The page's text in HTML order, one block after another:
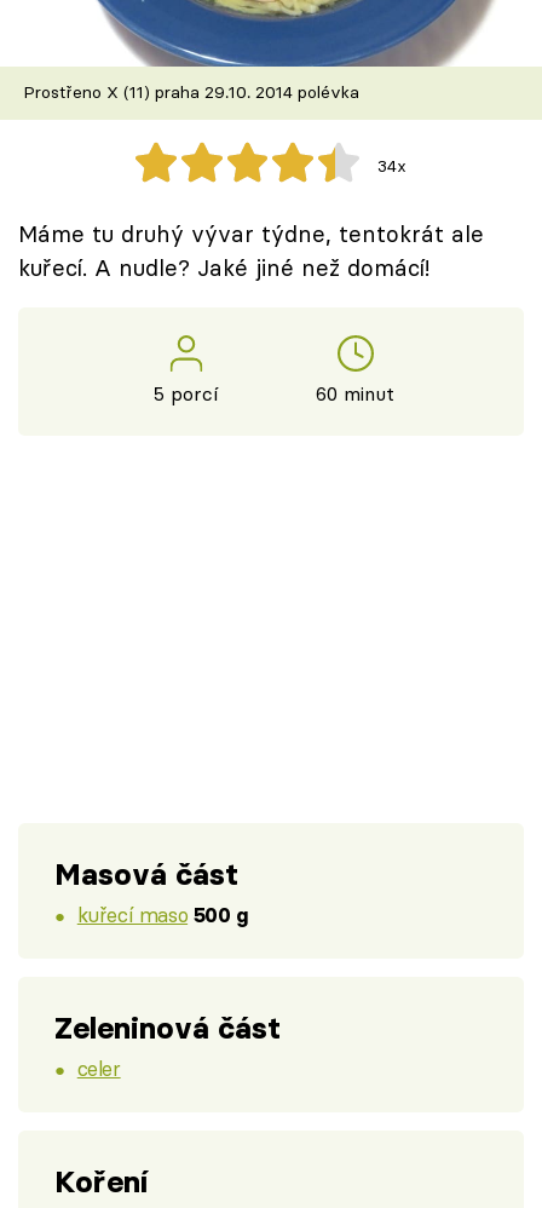
Škola vaření
Recepty z TV
Speciál: Cuketa
Sledujte prima+
Prostřeno X (11) praha 29.10. 2014 polévka
34x
Máme tu druhý vývar týdne, tentokrát ale
kuřecí. A nudle? Jaké jiné než domácí!
5 porcí 60 minut
Masová část
kuřecí maso 500 g
Zeleninová část
celer
Koření